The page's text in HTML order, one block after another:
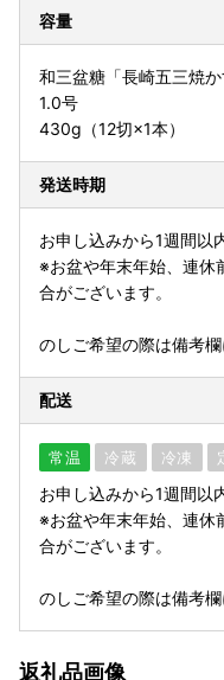
容量
和三盆糖「長崎五三焼か
1.0号
430g（12切×1本）
発送時期
お申し込みから1週間以
※お盆や年末年始、連休
合がございます。
のしご希望の際は備考欄
配送
常温 冷蔵 冷凍
お申し込みから1週間以
※お盆や年末年始、連休
合がございます。
のしご希望の際は備考欄
返礼品画像